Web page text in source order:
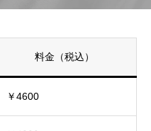
料金（税込）
￥4600